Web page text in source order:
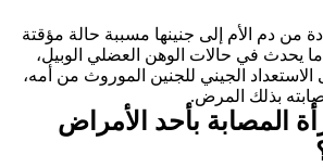
من دم الأم إلى جنينها مسببة حالة مؤقتة
يحدث في حالات الوهن العضلي الوبيل،
الاستعداد الجيني للجنين الموروث من أمه،
بذلك المرض.
المصابة بأحد الأمراض